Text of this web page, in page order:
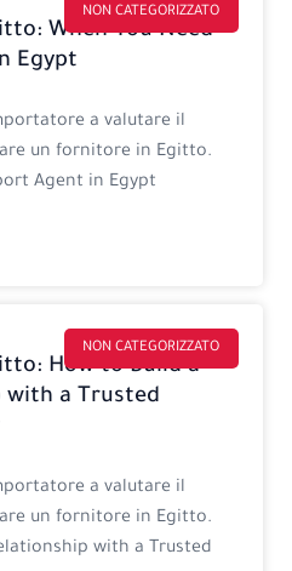
NON CATEGORIZZATO
When You Need
Egypt
a valutare il
un fornitore in Egitto.
Agent in Egypt
NON CATEGORIZZATO
How to Build a
with a Trusted
a valutare il
un fornitore in Egitto.
with a Trusted